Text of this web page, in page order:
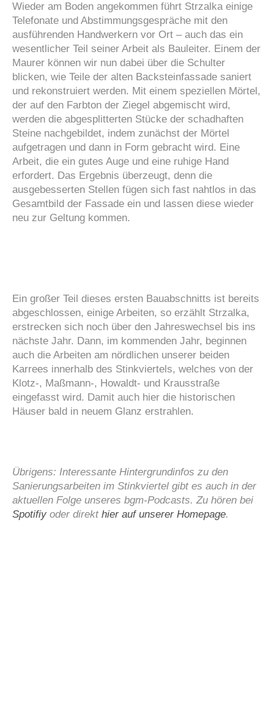
Wieder am Boden angekommen führt Strzalka einige
Telefonate und Abstimmungsgespräche mit den
ausführenden Handwerkern vor Ort – auch das ein
wesentlicher Teil seiner Arbeit als Bauleiter. Einem der
Maurer können wir nun dabei über die Schulter
blicken, wie Teile der alten Backsteinfassade saniert
und rekonstruiert werden. Mit einem speziellen Mörtel,
der auf den Farbton der Ziegel abgemischt wird,
werden die abgesplitterten Stücke der schadhaften
Steine nachgebildet, indem zunächst der Mörtel
aufgetragen und dann in Form gebracht wird. Eine
Arbeit, die ein gutes Auge und eine ruhige Hand
erfordert. Das Ergebnis überzeugt, denn die
ausgebesserten Stellen fügen sich fast nahtlos in das
Gesamtbild der Fassade ein und lassen diese wieder
neu zur Geltung kommen.
Ein großer Teil dieses ersten Bauabschnitts ist bereits
abgeschlossen, einige Arbeiten, so erzählt Strzalka,
erstrecken sich noch über den Jahreswechsel bis ins
nächste Jahr. Dann, im kommenden Jahr, beginnen
auch die Arbeiten am nördlichen unserer beiden
Karrees innerhalb des Stinkviertels, welches von der
Klotz-, Maßmann-, Howaldt- und Krausstraße
eingefasst wird. Damit auch hier die historischen
Häuser bald in neuem Glanz erstrahlen.
Übrigens: Interessante Hintergrundinfos zu den
Sanierungsarbeiten im Stinkviertel gibt es auch in der
aktuellen Folge unseres bgm-Podcasts. Zu hören bei
Spotifiy oder direkt hier auf unserer Homepage.